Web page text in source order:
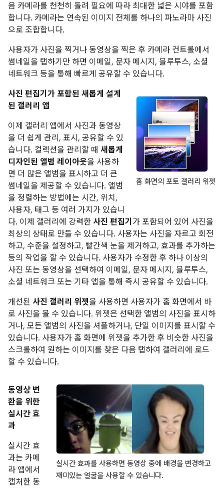
음 카메라를 천천히 돌려 필요에 따라 최대한 넓은 시야를 포함
합니다. 카메라는 연속된 이미지 전체를 하나의 파노라마 사진
으로 조합합니다.
사용자가 사진을 찍거나 동영상을 찍은 후 카메라 컨트롤에서
썸네일을 탭하기만 하면 이메일, 문자 메시지, 블루투스, 소셜
네트워크 등을 통해 빠르게 공유할 수 있습니다.
홈 화면의 포토 갤러리 위젯
사진 편집기가 포함된 새롭게 설계
된 갤러리 앱
이제 갤러리 앱에서 사진과 동영상
을 더 쉽게 관리, 표시, 공유할 수 있
습니다. 컬렉션을 관리할 때 새롭게
디자인된 앨범 레이아웃을 사용하
면 더 많은 앨범을 표시하고 더 큰
썸네일을 제공할 수 있습니다. 앨범
을 정렬하는 방법에는 시간, 위치,
사용자, 태그 등 여러 가지가 있습니
다. 이제 갤러리에 강력한 사진 편집기 가 포함되어 있어 사진을
최상의 상태로 만들 수 있습니다. 사용자는 사진을 자르고 회전
하고, 수준을 설정하고, 빨간색 눈을 제거하고, 효과를 추가하는
등의 작업을 할 수 있습니다. 사용자가 수정한 후 하나 이상의
사진 또는 동영상을 선택하여 이메일, 문자 메시지, 블루투스,
소셜 네트워크 또는 기타 앱을 통해 즉시 공유할 수 있습니다.
개선된 사진 갤러리 위젯을 사용하면 사용자가 홈 화면에서 바
로 사진을 볼 수 있습니다. 위젯은 선택한 앨범의 사진을 표시하
거나, 모든 앨범의 사진을 셔플하거나, 단일 이미지를 표시할 수
있습니다. 사용자가 홈 화면에 위젯을 추가한 후 비슷한 사진을
스크롤하여 원하는 이미지를 찾은 다음 탭하여 갤러리에 로드
할 수 있습니다.
실시간 효과를 사용하면 동영상 중에 배경을 변경하고
재미있는 얼굴을 사용할 수 있습니다.
동영상 변
환을 위한
실시간 효
과
실시간 효
과는 카메
라 앱에서
캡처한 동